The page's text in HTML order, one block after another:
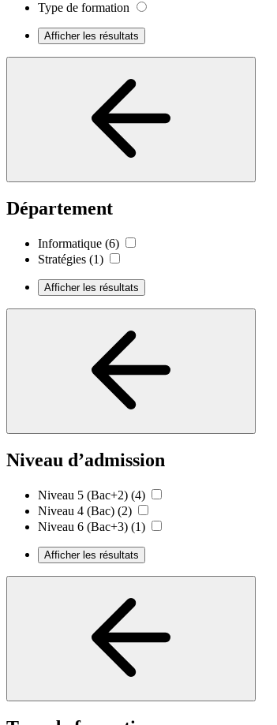
Type de formation
Afficher les résultats
Département
Informatique (6)
Stratégies (1)
Afficher les résultats
Niveau d’admission
Niveau 5 (Bac+2) (4)
Niveau 4 (Bac) (2)
Niveau 6 (Bac+3) (1)
Afficher les résultats